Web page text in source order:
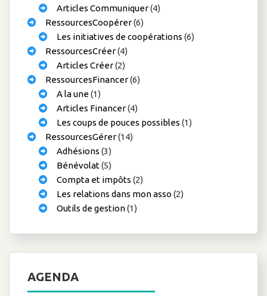
Articles Communiquer(4)
RessourcesCoopérer(6)
Les initiatives de coopérations (6)
RessourcesCréer(4)
Articles Créer(2)
RessourcesFinancer(6)
A la une(1)
Articles Financer(4)
Les coups de pouces possibles (1)
RessourcesGérer(14)
Adhésions (3)
Bénévolat(5)
Compta et impôts (2)
Les relations dans mon asso (2)
Outils de gestion(1)
AGENDA